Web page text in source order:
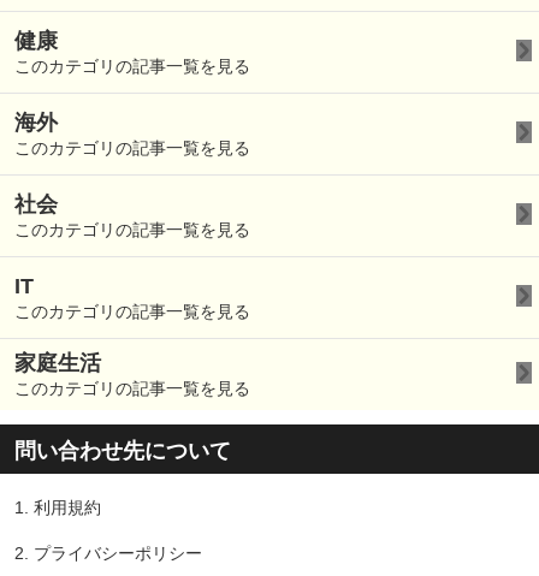
健康
このカテゴリの記事一覧を見る
海外
このカテゴリの記事一覧を見る
社会
このカテゴリの記事一覧を見る
IT
このカテゴリの記事一覧を見る
家庭生活
このカテゴリの記事一覧を見る
問い合わせ先について
1. 利用規約
2. プライバシーポリシー